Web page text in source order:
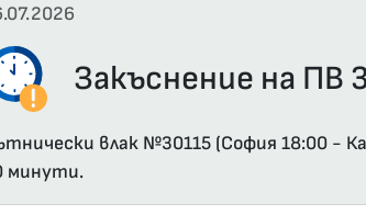
Закъснение на ПВ
влак №30115 (София 18:00 -
минути.